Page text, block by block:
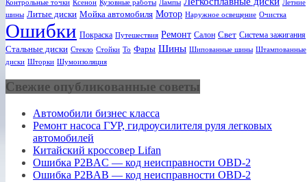
Контрольные точки Ксенон Кузовные работы Лампы
Летние
шины Литые диски Мойка автомобиля Мотор Наружное освещение Очистка
Ошибки Покраска Путешествия Ремонт Салон Свет Система зажигания
Стальные диски Стекло Стойки То Фары Шины Шипованные шины Штампованные
диски Шторки Шумоизоляция
Свежие опубликованные советы
Автомобили бизнес класса
Ремонт насоса ГУР, гидроусилителя руля легковых
автомобилей
Китайский кроссовер Lifan
Ошибка P2BAC — код неисправности OBD-2
Ошибка P2BAB — код неисправности OBD-2